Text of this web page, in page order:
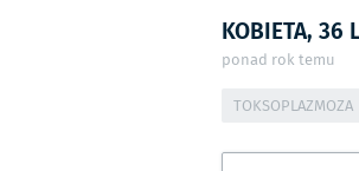
KOBIETA, 36
ponad rok temu
TOKSOPLAZMOZA